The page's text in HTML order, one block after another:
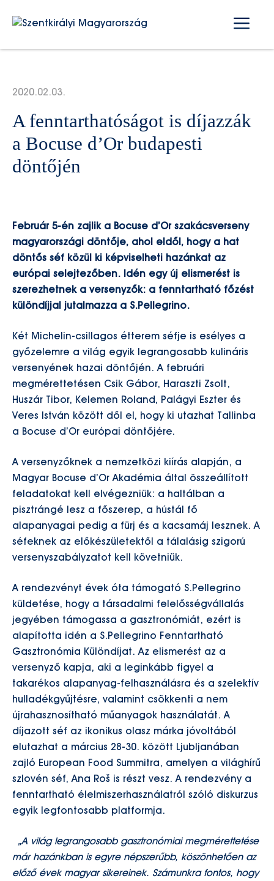
A fenntarthatóságot is díjazzák
a Bocuse d’Or budapesti
döntőjén
2020.02.03.
Február 5-én zajlik a Bocuse d’Or szakácsverseny
magyarországi döntője, ahol eldől, hogy a hat
döntős séf közül ki képviselheti hazánkat az
európai selejtezőben. Idén egy új elismerést is
szerezhetnek a versenyzők: a fenntartható főzést
különdíjjal jutalmazza a S.Pellegrino.
Két Michelin-csillagos étterem séfje is esélyes a
győzelemre a világ egyik legrangosabb kulináris
versenyének hazai döntőjén. A februári
megmérettetésen Csik Gábor, Haraszti Zsolt,
Huszár Tibor, Kelemen Roland, Palágyi Eszter és
Veres István között dől el, hogy ki utazhat Tallinba
a Bocuse d’Or európai döntőjére.
A versenyzőknek a nemzetközi kiírás alapján, a
Magyar Bocuse d’Or Akadémia által összeállított
feladatokat kell elvégezniük: a haltálban a
pisztrángé lesz a főszerep, a hústál fő
alapanyagai pedig a fürj és a kacsamáj lesznek. A
séfeknek az előkészületektől a tálalásig szigorú
versenyszabályzatot kell követniük.
A rendezvényt évek óta támogató S.Pellegrino
küldetése, hogy a társadalmi felelősségvállalás
jegyében támogassa a gasztronómiát, ezért is
alapította idén a S.Pellegrino Fenntartható
Gasztronómia Különdíjat. Az elismerést az a
versenyző kapja, aki a leginkább figyel a
takarékos alapanyag-felhasználásra és a szelektív
hulladékgyűjtésre, valamint csökkenti a nem
újrahasznosítható műanyagok használatát. A
díjazott séf az ikonikus olasz márka jóvoltából
elutazhat a március 28-30. között Ljubljanában
zajló European Food Summitra, amelyen a világhírű
szlovén séf, Ana Roš is részt vesz. A rendezvény a
fenntartható élelmiszerhasználatról szóló diskurzus
egyik legfontosabb platformja.
„A világ legrangosabb gasztronómiai megmérettetése
már hazánkban is egyre népszerűbb, köszönhetően az
előző évek magyar sikereinek. Számunkra fontos, hogy